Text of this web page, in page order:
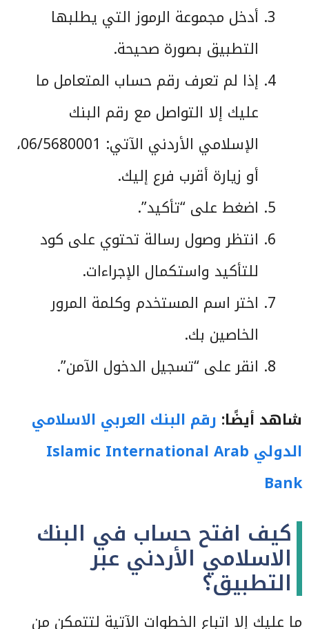
أدخل مجموعة الرموز التي يطلبها
التطبيق بصورة صحيحة.
إذا لم تعرف رقم حساب المتعامل ما
عليك إلا التواصل مع رقم البنك
الإسلامي الأردني الآتي: 06/5680001،
أو زيارة أقرب فرع إليك.
اضغط على “تأكيد”.
انتظر وصول رسالة تحتوي على كود
للتأكيد واستكمال الإجراءات.
اختر اسم المستخدم وكلمة المرور
الخاصين بك.
انقر على “تسجيل الدخول الآمن”.
شاهد أيضًا: رقم البنك العربي الاسلامي
الدولي Islamic International Arab
Bank
كيف افتح حساب في البنك
الاسلامي الأردني عبر
التطبيق؟
ما عليك إلا اتباع الخطوات الآتية لتتمكن من